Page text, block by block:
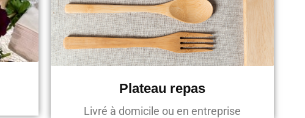
Plateau repas
Livré à domicile ou en entreprise